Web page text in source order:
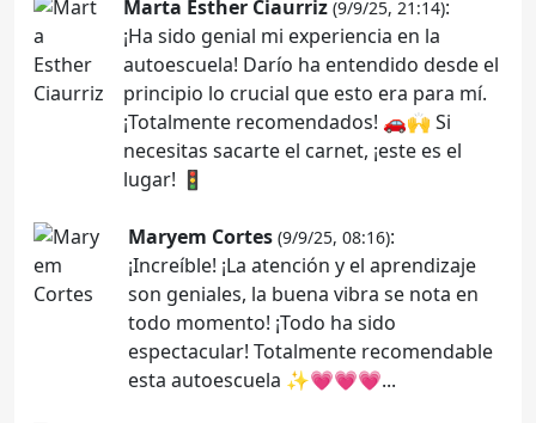
Marta Esther Ciaurriz (9/9/25, 21:14):
¡Ha sido genial mi experiencia en la
autoescuela! Darío ha entendido desde el
principio lo crucial que esto era para mí.
¡Totalmente recomendados! 🚗🙌 Si
necesitas sacarte el carnet, ¡este es el
lugar! 🚦
Maryem Cortes (9/9/25, 08:16):
¡Increíble! ¡La atención y el aprendizaje
son geniales, la buena vibra se nota en
todo momento! ¡Todo ha sido
espectacular! Totalmente recomendable
esta autoescuela ✨️💗💗💗...